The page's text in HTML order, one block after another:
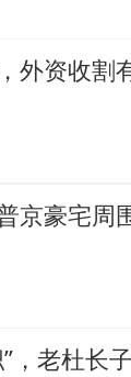
外资收割
京豪宅周
，老杜长